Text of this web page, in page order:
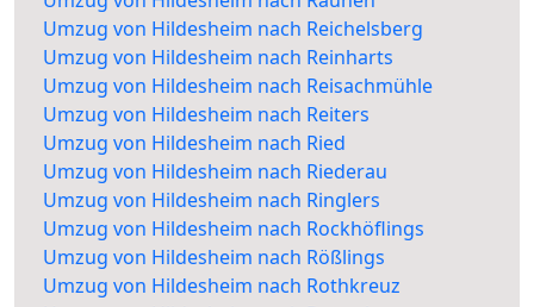
Umzug von Hildesheim nach Reichelsberg
Umzug von Hildesheim nach Reinharts
Umzug von Hildesheim nach Reisachmühle
Umzug von Hildesheim nach Reiters
Umzug von Hildesheim nach Ried
Umzug von Hildesheim nach Riederau
Umzug von Hildesheim nach Ringlers
Umzug von Hildesheim nach Rockhöflings
Umzug von Hildesheim nach Rößlings
Umzug von Hildesheim nach Rothkreuz